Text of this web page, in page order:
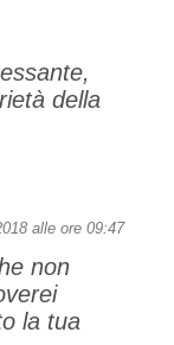
della
alle ore 09:47
non
la tua